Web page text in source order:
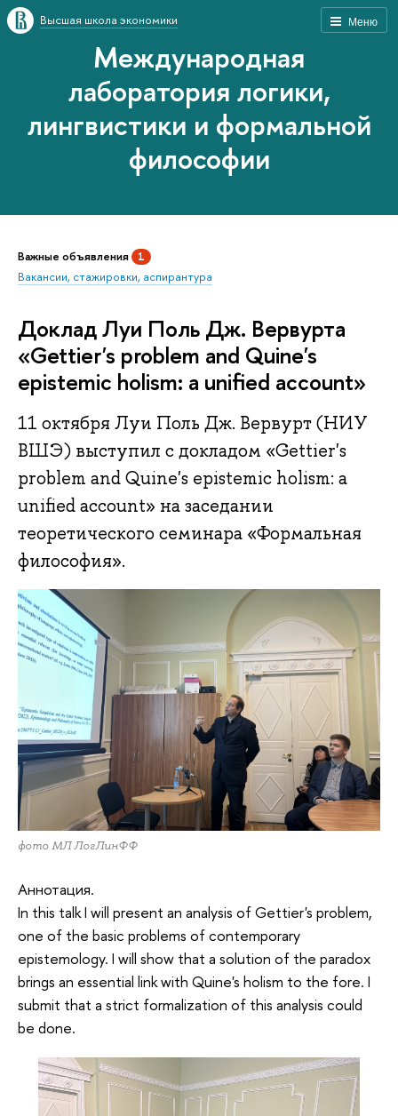
Меню
Высшая школа экономики
Международная
лаборатория логики,
лингвистики и формальной
философии
Важные объявления 1
Вакансии, стажировки, аспирантура
Доклад Луи Поль Дж. Вервурта
«Gettier's problem and Quine's
epistemic holism: a unified account»
11 октября Луи Поль Дж. Вервурт (НИУ
ВШЭ) выступил с докладом «Gettier's
problem and Quine's epistemic holism: a
unified account» на заседании
теоретического семинара «Формальная
философия».
фото МЛ ЛогЛинФФ
Аннотация.
In this talk I will present an analysis of Gettier's problem,
one of the basic problems of contemporary
epistemology. I will show that a solution of the paradox
brings an essential link with Quine's holism to the fore. I
submit that a strict formalization of this analysis could
be done.